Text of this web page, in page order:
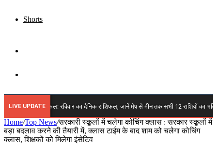
Shorts
for
LIVE UPDATE
2026 राशिफल: रविवार का दैनिक राशिफल, जानें मेष से मीन तक सभी 12 राशियों का भविष्य, किन
Home/Top News/सरकारी स्कूलों में चलेगा कोचिंग क्लास : सरकार स्कूलों में
बड़ा बदलाव करने की तैयारी में, क्लास टाईम के बाद शाम को चलेगा कोचिंग
क्लास, शिक्षकों को मिलेगा इंसेटिव